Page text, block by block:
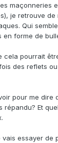
maçonneries
je retrouve de
Qui
forme de
cela pourrait
des reflets ou
pour me dire
répandu? Et
essayer de